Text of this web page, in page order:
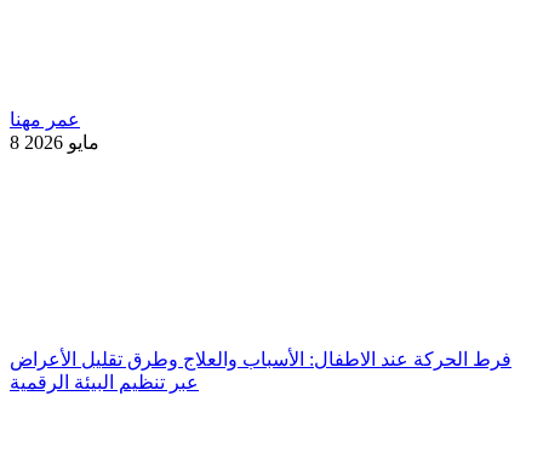
عمر مهنا
8 مايو 2026
فرط الحركة عند الاطفال: الأسباب والعلاج وطرق تقليل الأعراض
عبر تنظيم البيئة الرقمية